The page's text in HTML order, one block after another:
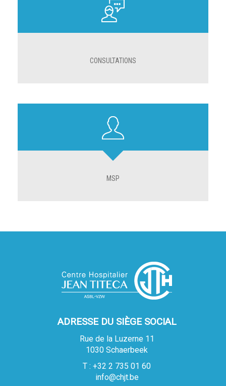
CONSULTATIONS
MSP
ADRESSE DU SIÈGE SOCIAL
Rue de la Luzerne 11
1030 Schaerbeek
T : +32 2 735 01 60
info@chjt.be